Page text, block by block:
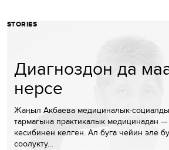
STORIES
Диагноздон да
нерсе
Жаңыл Акбаева медициналык-
тармагына практикалык медицинадан
кесибинен келген. Ал буга чейин эле
соолукту…